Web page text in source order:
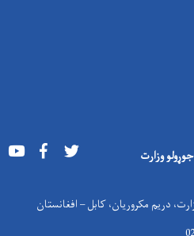
وزارت Youtube Facebook
دریم مکروریان، کابل – افغانستان